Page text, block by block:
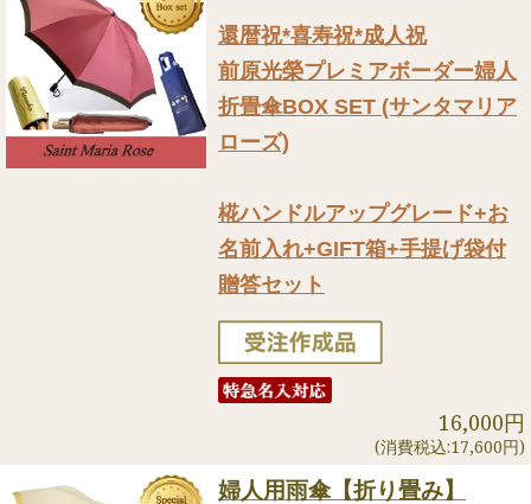
還暦祝*喜寿祝*成人祝
前原光榮プレミアボーダー婦人
折畳傘BOX SET (サンタマリア
ローズ)
椛ハンドルアップグレード+お
名前入れ+GIFT箱+手提げ袋付
贈答セット
16,000円
(消費税込:17,600円)
婦人用雨傘【折り畳み】